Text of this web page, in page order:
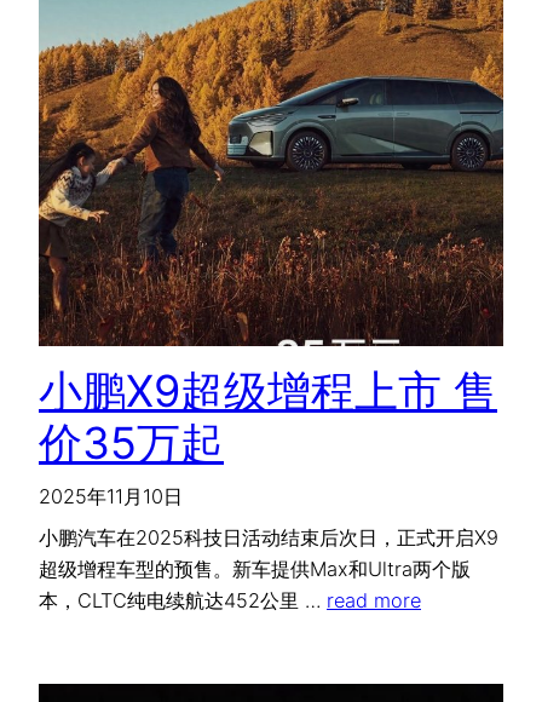
小鹏X9超级增程上市 售
价35万起
2025年11月10日
小鹏汽车在2025科技日活动结束后次日，正式开启X9
超级增程车型的预售。新车提供Max和Ultra两个版
本，CLTC纯电续航达452公里 … read more